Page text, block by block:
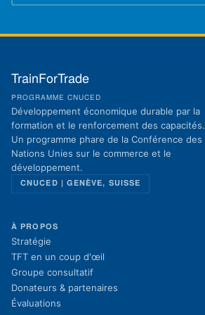
TrainForTrade
PROGRAMME CNUCED
Développement économique durable par la
formation et le renforcement des capacités.
Un programme phare de la Conférence des
Nations Unies sur le commerce et le
développement.
CNUCED | GENÈVE, SUISSE
À PROPOS
Stratégie
TFT en un coup d'œil
Groupe consultatif
Donateurs & partenaires
Évaluations